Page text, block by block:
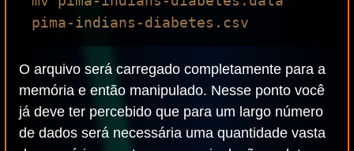
O arquivo será carregado completamente para a
memória e então manipulado. Nesse ponto você
já deve ter percebido que para um largo número
de dados será necessária uma quantidade vasta